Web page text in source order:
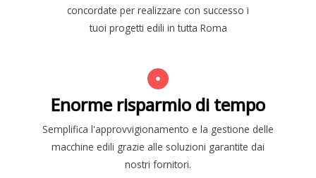
concordate per realizzare con successo i
tuoi progetti edili in tutta Roma
Enorme risparmio di tempo
Semplifica l'approvvigionamento e la gestione delle
macchine edili grazie alle soluzioni garantite dai
nostri fornitori.